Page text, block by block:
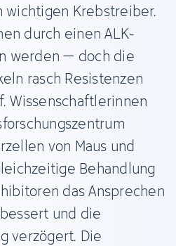
wichtigen Krebstreiber.
durch einen ALK-
werden – doch die
rasch Resistenzen
Wissenschaftlerinnen
von Maus und
Behandlung
das Ansprechen
und die
verzögert. Die